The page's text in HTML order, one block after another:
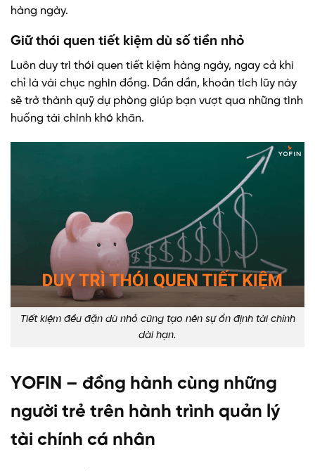
hàng ngày.
Giữ thói quen tiết kiệm dù số tiền nhỏ
Luôn duy trì thói quen tiết kiệm hàng ngày, ngay cả khi
chỉ là vài chục nghìn đồng. Dần dần, khoản tích lũy này
sẽ trở thành quỹ dự phòng giúp bạn vượt qua những tình
huống tài chính khó khăn.
Tiết kiệm đều đặn dù nhỏ cũng tạo nên sự ổn định tài chính
dài hạn.
YOFIN – đồng hành cùng những
người trẻ trên hành trình quản lý
tài chính cá nhân